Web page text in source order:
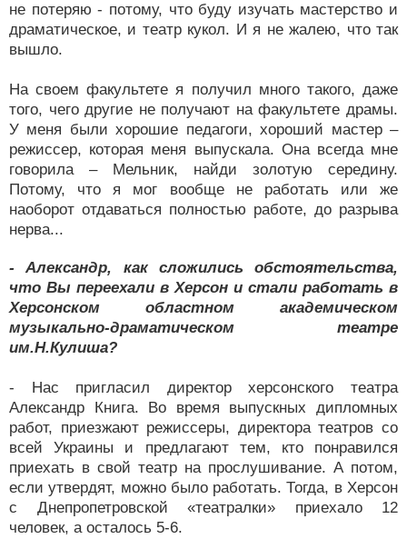
не потеряю - потому, что буду изучать мастерство и
драматическое, и театр кукол. И я не жалею, что так
вышло.
На своем факультете я получил много такого, даже
того, чего другие не получают на факультете драмы.
У меня были хорошие педагоги, хороший мастер –
режиссер, которая меня выпускала. Она всегда мне
говорила – Мельник, найди золотую середину.
Потому, что я мог вообще не работать или же
наоборот отдаваться полностью работе, до разрыва
нерва...
- Александр, как сложились обстоятельства,
что Вы переехали в Херсон и стали работать в
Херсонском областном академическом
музыкально-драматическом театре
им.Н.Кулиша?
- Нас пригласил директор херсонского театра
Александр Книга. Во время выпускных дипломных
работ, приезжают режиссеры, директора театров со
всей Украины и предлагают тем, кто понравился
приехать в свой театр на прослушивание. А потом,
если утвердят, можно было работать. Тогда, в Херсон
с Днепропетровской «театралки» приехало 12
человек, а осталось 5-6.